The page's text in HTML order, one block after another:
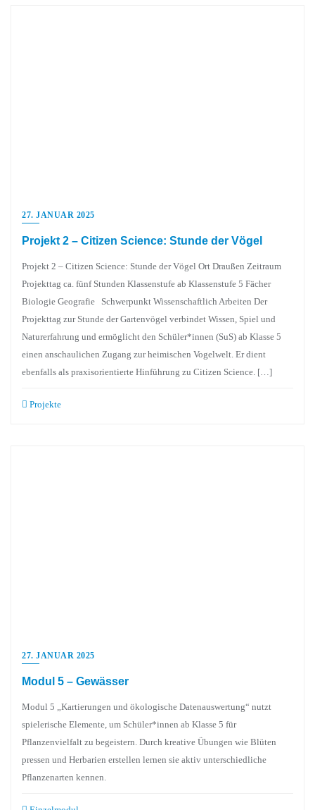
27. JANUAR 2025
Projekt 2 – Citizen Science: Stunde der Vögel
Projekt 2 – Citizen Science: Stunde der Vögel Ort Draußen Zeitraum
Projekttag ca. fünf Stunden Klassenstufe ab Klassenstufe 5 Fächer
Biologie Geografie Schwerpunkt Wissenschaftlich Arbeiten Der
Projekttag zur Stunde der Gartenvögel verbindet Wissen, Spiel und
Naturerfahrung und ermöglicht den Schüler*innen (SuS) ab Klasse 5
einen anschaulichen Zugang zur heimischen Vogelwelt. Er dient
ebenfalls als praxisorientierte Hinführung zu Citizen Science. […]
Projekte
27. JANUAR 2025
Modul 5 – Gewässer
Modul 5 „Kartierungen und ökologische Datenauswertung“ nutzt
spielerische Elemente, um Schüler*innen ab Klasse 5 für
Pflanzenvielfalt zu begeistern. Durch kreative Übungen wie Blüten
pressen und Herbarien erstellen lernen sie aktiv unterschiedliche
Pflanzenarten kennen.